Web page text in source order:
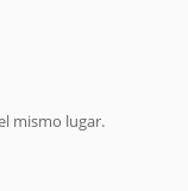
mismo lugar.